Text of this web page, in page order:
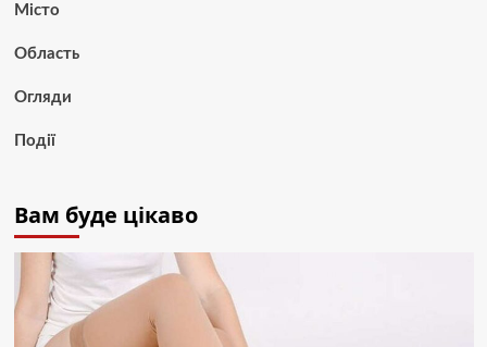
Місто
Область
Огляди
Події
Вам буде цікаво